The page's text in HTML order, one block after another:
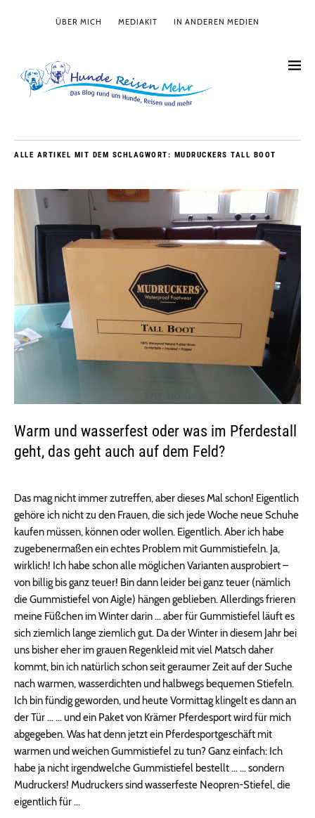
ÜBER MICH MEDIAKIT IN ANDEREN MEDIEN
ALLE ARTIKEL MIT DEM SCHLAGWORT: MUDRUCKERS TALL BOOT
Warm und wasserfest oder was im Pferdestall
geht, das geht auch auf dem Feld?
Das mag nicht immer zutreffen, aber dieses Mal schon! Eigentlich
gehöre ich nicht zu den Frauen, die sich jede Woche neue Schuhe
kaufen müssen, können oder wollen. Eigentlich. Aber ich habe
zugebenermaßen ein echtes Problem mit Gummistiefeln. Ja,
wirklich! Ich habe schon alle möglichen Varianten ausprobiert –
von billig bis ganz teuer! Bin dann leider bei ganz teuer (nämlich
die Gummistiefel von Aigle) hängen geblieben. Allerdings frieren
meine Füßchen im Winter darin … aber für Gummistiefel läuft es
sich ziemlich lange ziemlich gut. Da der Winter in diesem Jahr bei
uns bisher eher im grauen Regenkleid mit viel Matsch daher
kommt, bin ich natürlich schon seit geraumer Zeit auf der Suche
nach warmen, wasserdichten und halbwegs bequemen Stiefeln.
Ich bin fündig geworden, und heute Vormittag klingelt es dann an
der Tür … … und ein Paket von Krämer Pferdesport wird für mich
abgegeben. Was hat denn jetzt ein Pferdesportgeschäft mit
warmen und weichen Gummistiefel zu tun? Ganz einfach: Ich
habe ja nicht irgendwelche Gummistiefel bestellt … … sondern
Mudruckers! Mudruckers sind wasserfeste Neopren-Stiefel, die
eigentlich für …